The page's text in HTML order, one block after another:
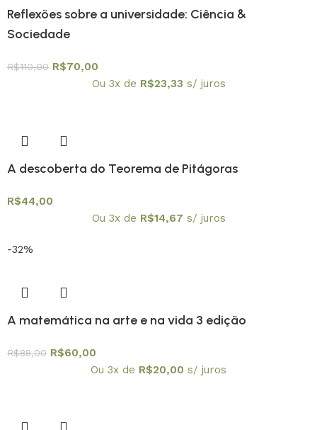
Reflexões sobre a universidade: Ciência &
Sociedade
R$110,00 R$70,00
Ou 3x de R$23,33 s/ juros
A descoberta do Teorema de Pitágoras
R$44,00
Ou 3x de R$14,67 s/ juros
-32%
A matemática na arte e na vida 3 edição
R$88,00 R$60,00
Ou 3x de R$20,00 s/ juros